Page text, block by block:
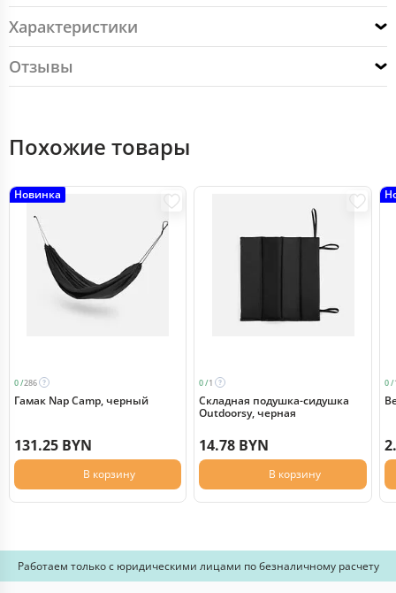
Характеристики
Отзывы
Похожие товары
Новинка
0 /286
Гамак Nap Camp, черный
131.25 BYN
В корзину
0 /1
Складная подушка-сидушка
Outdoorsy, черная
14.78 BYN
В корзину
0 /
Работаем только с юридическими лицами по безналичному расчету